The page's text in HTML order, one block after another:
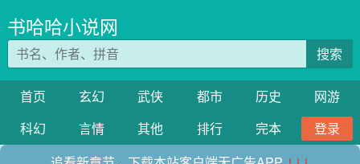
书哈哈小说网
搜索
首页 玄幻 武侠 都市 历史
网游
科幻
言情 其他 排行 完本
登录